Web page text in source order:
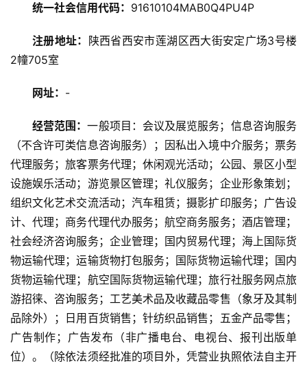
游
游
攻
略
美
食
特
产
热
门
景
点
统一社会信用代码： 91610104MAB0Q4PU4P
注册地址：
陕西省西安市莲湖区西大街安定广场3号楼
2幢705室
网址： -
经营范围：一般项目：会议及展览服务；信息咨询服务
（不含许可类信息咨询服务）；因私出入境中介服务；票务
代理服务；旅客票务代理；休闲观光活动；公园、景区小型
设施娱乐活动；游览景区管理；礼仪服务；企业形象策划；
组织文化艺术交流活动；汽车租赁；摄影扩印服务；广告设
计、代理；商务代理代办服务；航空商务服务；酒店管理；
社会经济咨询服务；企业管理；国内贸易代理；海上国际货
物运输代理；运输货物打包服务；国际货物运输代理；国内
货物运输代理；航空国际货物运输代理；旅行社服务网点旅
游招徕、咨询服务；工艺美术品及收藏品零售（象牙及其制
品除外）；日用百货销售；针纺织品销售；五金产品零售；
广告制作；广告发布（非广播电台、电视台、报刊出版单
位）。（除依法须经批准的项目外，凭营业执照依法自主开